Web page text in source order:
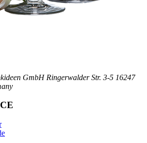
GmbH Ringerwalder Str. 3-5 16247